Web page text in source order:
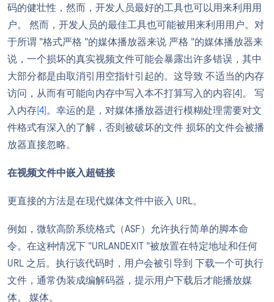
码的健壮性，然而，开发人员最好的工具也可以用来利用用
户。 然而，开发人员的最佳工具也可能被用来利用用户。对
于所谓 "格式严格 "的媒体播放器来说 严格 "的媒体播放器来
说，一个损坏的真实视频文件可能会暴露出许多错误，其中
大部分都是由取消引用空指针引起的。这导致 不适当的内存
访问，从而有可能向内存中写入本不打算写入的内容[4]。 写
入内存[4]。幸运的是，对媒体播放器进行模糊处理需要对文
件格式有深入的了解，否则被破坏的文件 损坏的文件会被播
放器直接忽略。
在视频文件中嵌入超链接
更直接的方法是在现代媒体文件中嵌入 URL。
例如，微软高阶系统格式（ASF）允许执行简单的脚本命
令。在这种情况下 "URLANDEXIT "被放置在特定地址和任何
URL 之后。执行该代码时，用户会被引导到 下载一个可执行
文件，通常伪装成编解码器，提示用户下载后才能播放媒
体。 媒体。